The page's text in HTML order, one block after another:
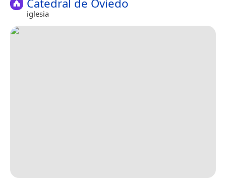
Catedral de Oviedo
iglesia